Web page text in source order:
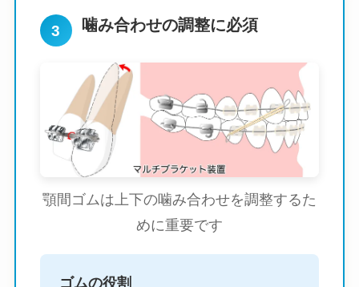
3 噛み合わせの調整に必須
顎間ゴムは上下の噛み合わせを調整するた
めに重要です
ゴムの役割